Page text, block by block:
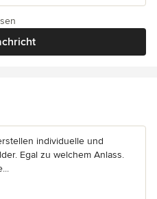
individuelle und
Egal zu welchem Anlass.